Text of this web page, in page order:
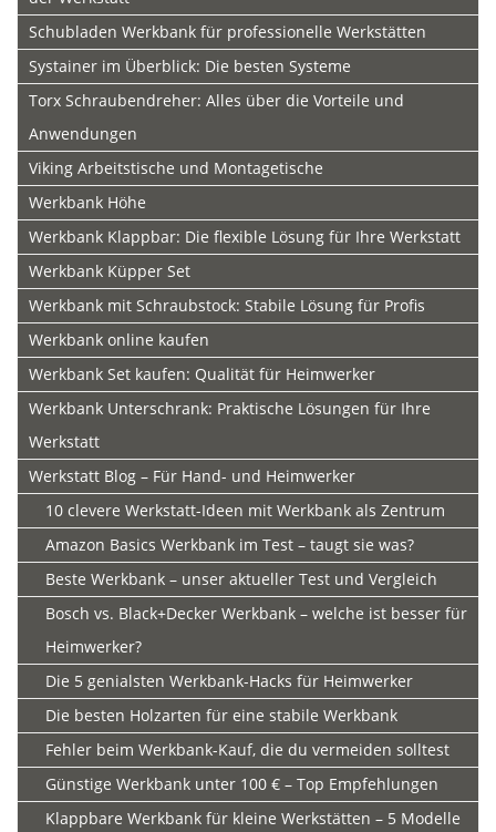
Schubladen Werkbank für professionelle Werkstätten
Systainer im Überblick: Die besten Systeme
Torx Schraubendreher: Alles über die Vorteile und
Anwendungen
Viking Arbeitstische und Montagetische
Werkbank Höhe
Werkbank Klappbar: Die flexible Lösung für Ihre Werkstatt
Werkbank Küpper Set
Werkbank mit Schraubstock: Stabile Lösung für Profis
Werkbank online kaufen
Werkbank Set kaufen: Qualität für Heimwerker
Werkbank Unterschrank: Praktische Lösungen für Ihre
Werkstatt
Werkstatt Blog – Für Hand- und Heimwerker
10 clevere Werkstatt-Ideen mit Werkbank als Zentrum
Amazon Basics Werkbank im Test – taugt sie was?
Beste Werkbank – unser aktueller Test und Vergleich
Bosch vs. Black+Decker Werkbank – welche ist besser für
Heimwerker?
Die 5 genialsten Werkbank-Hacks für Heimwerker
Die besten Holzarten für eine stabile Werkbank
Fehler beim Werkbank-Kauf, die du vermeiden solltest
Günstige Werkbank unter 100 € – Top Empfehlungen
Klappbare Werkbank für kleine Werkstätten – 5 Modelle